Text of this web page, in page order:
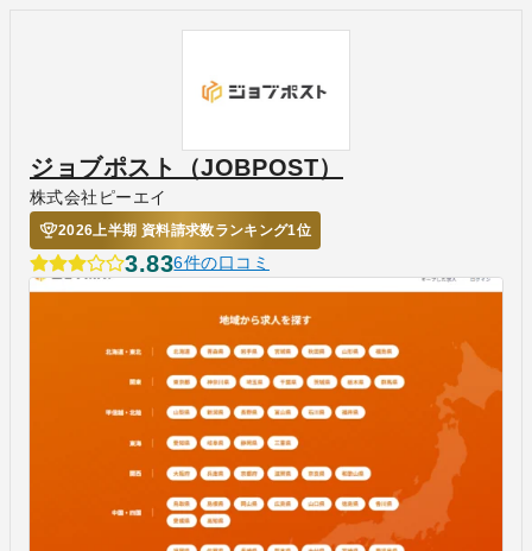
ジョブポスト（JOBPOST）
株式会社ピーエイ
2026上半期 資料請求数ランキング1位
3.836件の口コミ